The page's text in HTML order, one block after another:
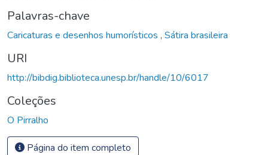
Palavras-chave
Caricaturas e desenhos humorísticos , Sátira brasileira
URI
http://bibdig.biblioteca.unesp.br/handle/10/6017
Coleções
O Pirralho
Página do item completo